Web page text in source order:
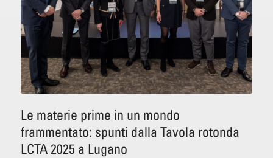
Le materie prime in un mondo
frammentato: spunti dalla Tavola rotonda
LCTA 2025 a Lugano